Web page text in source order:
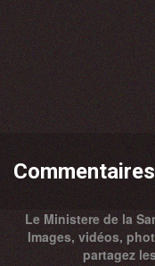
Commentaires
Le Ministere de la
Images, vidéos,
partagez